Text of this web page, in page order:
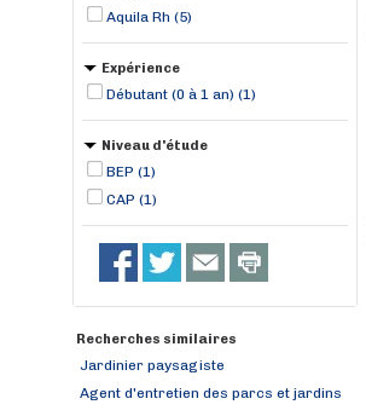
Aquila Rh (5)
Expérience
Débutant (0 à 1 an) (1)
Niveau d'étude
BEP (1)
CAP (1)
Recherches similaires
Jardinier paysagiste
Agent d'entretien des parcs et jardins